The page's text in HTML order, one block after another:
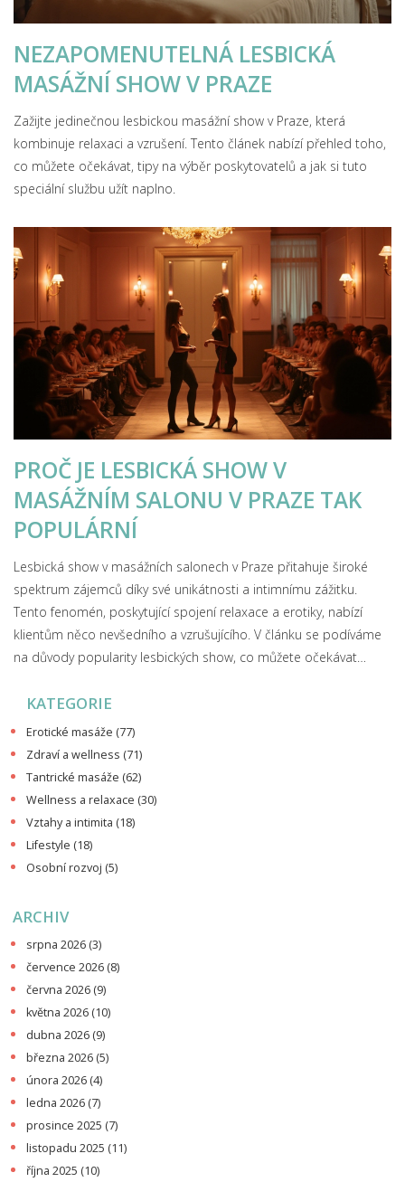
NEZAPOMENUTELNÁ LESBICKÁ
MASÁŽNÍ SHOW V PRAZE
Zažijte jedinečnou lesbickou masážní show v Praze, která
kombinuje relaxaci a vzrušení. Tento článek nabízí přehled toho,
co můžete očekávat, tipy na výběr poskytovatelů a jak si tuto
speciální službu užít naplno.
PROČ JE LESBICKÁ SHOW V
MASÁŽNÍM SALONU V PRAZE TAK
POPULÁRNÍ
Lesbická show v masážních salonech v Praze přitahuje široké
spektrum zájemců díky své unikátnosti a intimnímu zážitku.
Tento fenomén, poskytující spojení relaxace a erotiky, nabízí
klientům něco nevšedního a vzrušujícího. V článku se podíváme
na důvody popularity lesbických show, co můžete očekávat
KATEGORIE
Erotické masáže (77)
Zdraví a wellness (71)
Tantrické masáže (62)
Wellness a relaxace (30)
Vztahy a intimita (18)
Lifestyle (18)
Osobní rozvoj (5)
ARCHIV
srpna 2026 (3)
července 2026 (8)
června 2026 (9)
května 2026 (10)
dubna 2026 (9)
března 2026 (5)
února 2026 (4)
ledna 2026 (7)
prosince 2025 (7)
listopadu 2025 (11)
října 2025 (10)